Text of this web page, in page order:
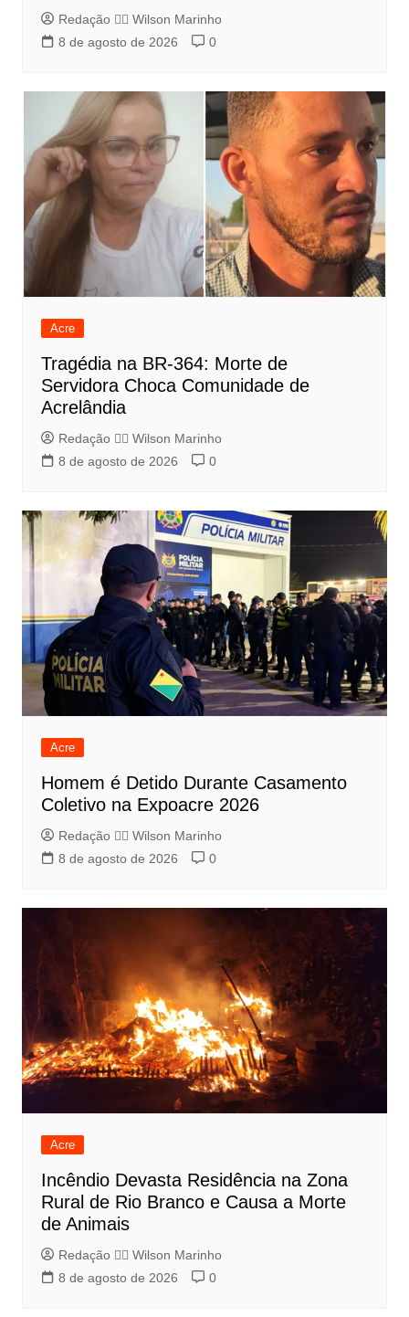
Redação 👨‍⚖️​ Wilson Marinho
8 de agosto de 2026
0
Acre
Tragédia na BR-364: Morte de
Servidora Choca Comunidade de
Acrelândia
Redação 👨‍⚖️​ Wilson Marinho
8 de agosto de 2026
0
Acre
Homem é Detido Durante Casamento
Coletivo na Expoacre 2026
Redação 👨‍⚖️​ Wilson Marinho
8 de agosto de 2026
0
Acre
Incêndio Devasta Residência na Zona
Rural de Rio Branco e Causa a Morte
de Animais
Redação 👨‍⚖️​ Wilson Marinho
8 de agosto de 2026
0